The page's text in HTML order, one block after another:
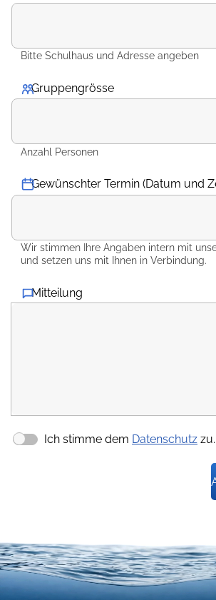
Bitte Schulhaus und Adresse angeben
Gruppengrösse
Anzahl Personen
Gewünschter Termin (Datum und
Wir stimmen Ihre Angaben intern mit
und setzen uns mit Ihnen in Verbindung.
Mitteilung
Ich stimme dem Datenschutz zu.